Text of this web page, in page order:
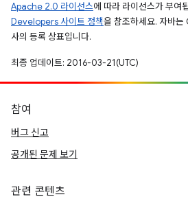
Apache 2.0 라이선스에 따라 라이선스가 부여
Developers 사이트 정책을 참조하세요. 자바
사의 등록 상표입니다.
최종 업데이트: 2016-03-21(UTC)
참여
버그 신고
공개된 문제 보기
관련 콘텐츠